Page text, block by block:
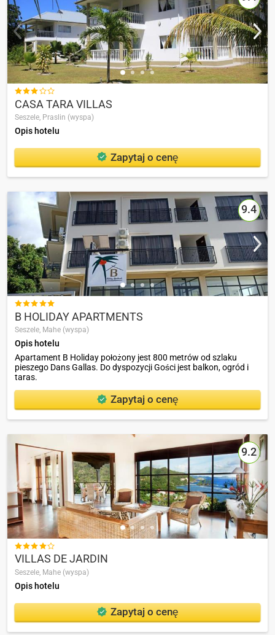

CASA TARA VILLAS
Seszele, Praslin (wyspa)
Opis hotelu
Zapytaj o cenę
9.4

B HOLIDAY APARTMENTS
Seszele, Mahe (wyspa)
Opis hotelu
Apartament B Holiday położony jest 800 metrów od szlaku
pieszego Dans Gallas. Do dyspozycji Gości jest balkon, ogród i
taras.
Zapytaj o cenę
9.2

VILLAS DE JARDIN
Seszele, Mahe (wyspa)
Opis hotelu
Zapytaj o cenę